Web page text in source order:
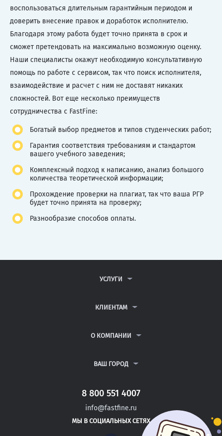
воспользоваться длительным гарантийным периодом и
доверить внесение правок и доработок исполнителю.
Благодаря этому работа будет точно принята в срок и
сможет претендовать на максимально возможную оценку.
Наши специалисты окажут необходимую консультативную
помощь по работе с сервисом, так что поиск исполнителя,
взаимодействие и расчет с ним не доставят никаких
сложностей. Вот еще несколько преимуществ
сотрудничества с FastFine:
Богатый выбор предметов и типов студенческих работ;
Гарантия соответствия требованиям и стандартом
вашего учебного заведения;
Комплексный подход к написанию, анализ большого
количества теоретической информации;
Прохождение проверки на плагиат, так что ваша РГР
будет точно принята на проверку;
Разнообразие способов оплаты.
УСЛУГИ
ДИПЛОМНЫЕ РАБОТЫ
РЕФЕРАТЫ
КЛИЕНТАМ
ВОПРОСЫ И ОТВЕТЫ
ПОЛИТИКА КОНФИДЕНЦИАЛЬНОСТИ
О КОМПАНИИ
КОНТАКТЫ
ВАШ ГОРОД
САНКТ-ПЕТЕРБУРГ
НОВОВОРОНЕЖ
ЗАРЕЧНЫЙ
8 800 551 4007
info@fastfine.ru
МЫ В СОЦИАЛЬНЫХ СЕТЯХ